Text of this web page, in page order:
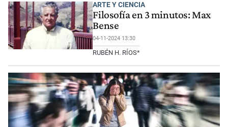
ARTE Y CIENCIA
Filosofía en 3 minutos: Max
Bense
04-11-2024 13:30
RUBÉN H. RÍOS*